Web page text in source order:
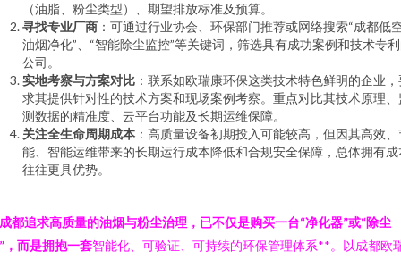
（油脂、粉尘类型）、期望排放标准及预算。
寻找专业厂商 ：可通过行业协会、环保部门推荐或网络搜索“成都低
油烟净化”、“智能除尘监控”等关键词，筛选具有成功案例和技术专
公司。
实地考察与方案对比 ：联系如欧瑞康环保这类技术特色鲜明的企业
求其提供针对性的技术方案和现场案例考察。重点对比其技术原理、
测数据的精准度、云平台功能及长期运维保障。
关注全生命周期成本 ：高质量设备初期投入可能较高，但因其高效
能、智能运维带来的长期运行成本降低和合规安全保障，总体拥有成
往往更具优势。
都追求高质量的油烟与粉尘治理，已不仅是购买一台“净化器”或“除尘
，而是拥抱一套智能化、可验证、可持续的环保管理体系**。以成都欧